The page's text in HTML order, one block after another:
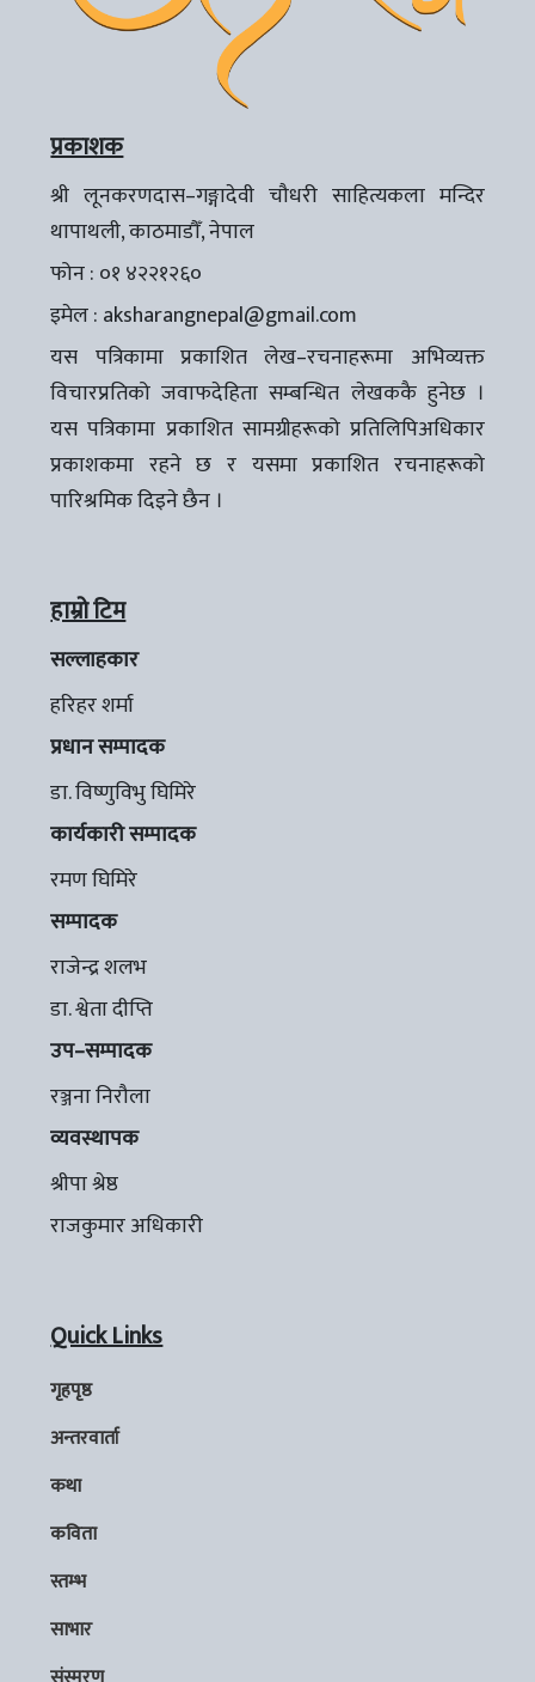
प्रकाशक
श्री लूनकरणदास–गङ्गादेवी चौधरी साहित्यकला मन्दिर
थापाथली, काठमाडौँ, नेपाल
फोन : ०१ ४२२१२६०
इमेल : aksharangnepal@gmail.com
यस पत्रिकामा प्रकाशित लेख–रचनाहरूमा अभिव्यक्त
विचारप्रतिको जवाफदेहिता सम्बन्धित लेखककै हुनेछ ।
यस पत्रिकामा प्रकाशित सामग्रीहरूको प्रतिलिपिअधिकार
प्रकाशकमा रहने छ र यसमा प्रकाशित रचनाहरूको
पारिश्रमिक दिइने छैन ।
हाम्रो टिम
सल्लाहकार
हरिहर शर्मा
प्रधान सम्पादक
डा. विष्णुविभु घिमिरे
कार्यकारी सम्पादक
रमण घिमिरे
सम्पादक
राजेन्द्र शलभ
डा. श्वेता दीप्ति
उप–सम्पादक
रञ्जना निरौला
व्यवस्थापक
श्रीपा श्रेष्ठ
राजकुमार अधिकारी
Quick Links
गृहपृष्ठ
अन्तरवार्ता
कथा
कविता
स्तम्भ
साभार